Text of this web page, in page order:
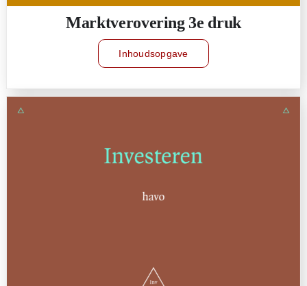
Marktverovering 3e druk
Inhoudsopgave